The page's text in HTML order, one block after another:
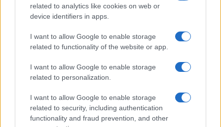
related to analytics like cookies on web or
device identifiers in apps.
I want to allow Google to enable storage
related to functionality of the website or app.
I want to allow Google to enable storage
related to personalization.
I want to allow Google to enable storage
related to security, including authentication
functionality and fraud prevention, and other
Dall’Europeo Under 19 alla Serie B: il percorso di
Alessandro Dellavalle
CALCIO